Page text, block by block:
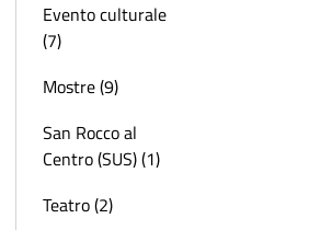
Evento culturale
(7)
Mostre (9)
San Rocco al
Centro (SUS) (1)
Teatro (2)